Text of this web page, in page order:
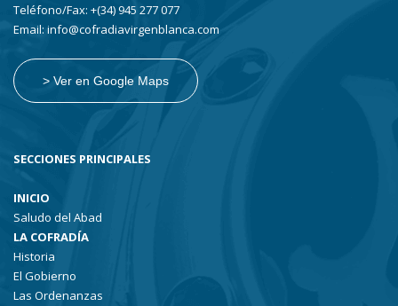
Teléfono/Fax: +(34) 945 277 077
Email: info@cofradiavirgenblanca.com
> Ver en Google Maps
SECCIONES PRINCIPALES
INICIO
Saludo del Abad
LA COFRADÍA
Historia
El Gobierno
Las Ordenanzas